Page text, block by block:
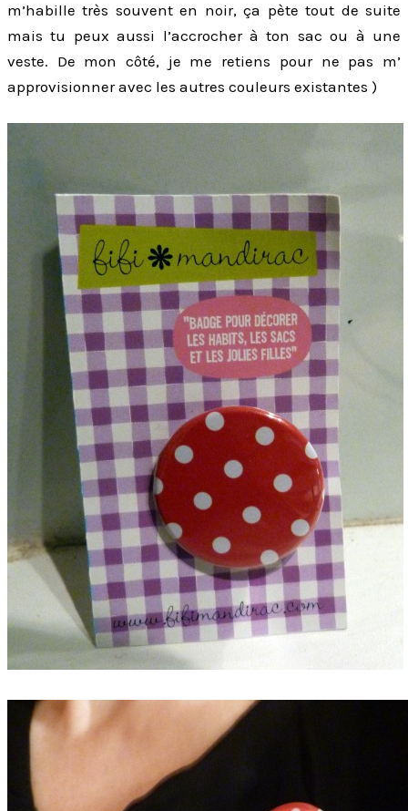
m’habille très souvent en noir, ça pète tout de suite
mais tu peux aussi l’accrocher à ton sac ou à une
veste. De mon côté, je me retiens pour ne pas m’
approvisionner avec les autres couleurs existantes )